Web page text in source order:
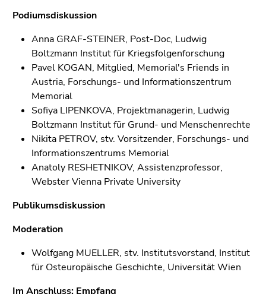
Podiumsdiskussion
Anna GRAF-STEINER, Post-Doc, Ludwig
Boltzmann Institut für Kriegsfolgenforschung
Pavel KOGAN, Mitglied, Memorial's Friends in
Austria, Forschungs- und Informationszentrum
Memorial
Sofiya LIPENKOVA, Projektmanagerin, Ludwig
Boltzmann Institut für Grund- und Menschenrechte
Nikita PETROV, stv. Vorsitzender, Forschungs- und
Informationszentrums Memorial
Anatoly RESHETNIKOV, Assistenzprofessor,
Webster Vienna Private University
Publikumsdiskussion
Moderation
Wolfgang MUELLER, stv. Institutsvorstand, Institut
für Osteuropäische Geschichte, Universität Wien
Im Anschluss: Empfang